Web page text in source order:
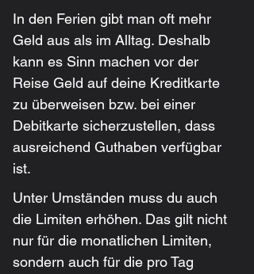
In den Ferien gibt man oft mehr
Geld aus als im Alltag. Deshalb
kann es Sinn machen vor der
Reise Geld auf deine Kreditkarte
zu überweisen bzw. bei einer
Debitkarte sicherzustellen, dass
ausreichend Guthaben verfügbar
ist.
Unter Umständen muss du auch
die Limiten erhöhen. Das gilt nicht
nur für die monatlichen Limiten,
sondern auch für die pro Tag